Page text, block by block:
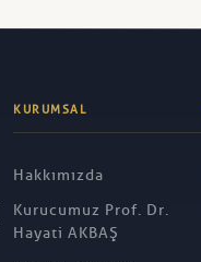
KURUMSAL
Hakkımızda
Kurucumuz Prof. Dr.
Hayati AKBAŞ